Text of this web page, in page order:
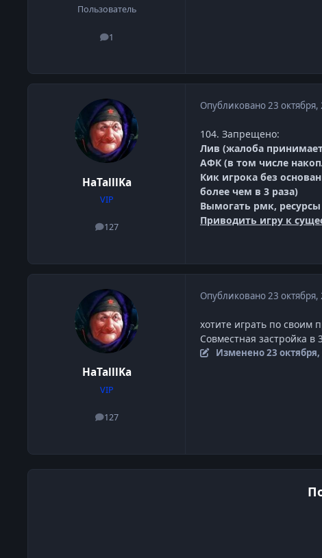
Пользователь
1
сообщения
HaTalllKa
VIP
127
сообщения
Опубликовано23 октября,
104. Запрещено:
Лив (жалоба
АФК (в том числе
Кик игрока без
более чем в 3 раза)
Вымогать рмк,
Приводить игру к
HaTalllKa
VIP
127
сообщения
Опубликовано23 октября,
хотите играть по своим
Совместная застройка
Изменено23 октября,